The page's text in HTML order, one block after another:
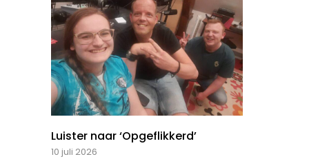
Luister naar ‘Opgeflikkerd’
10 juli 2026